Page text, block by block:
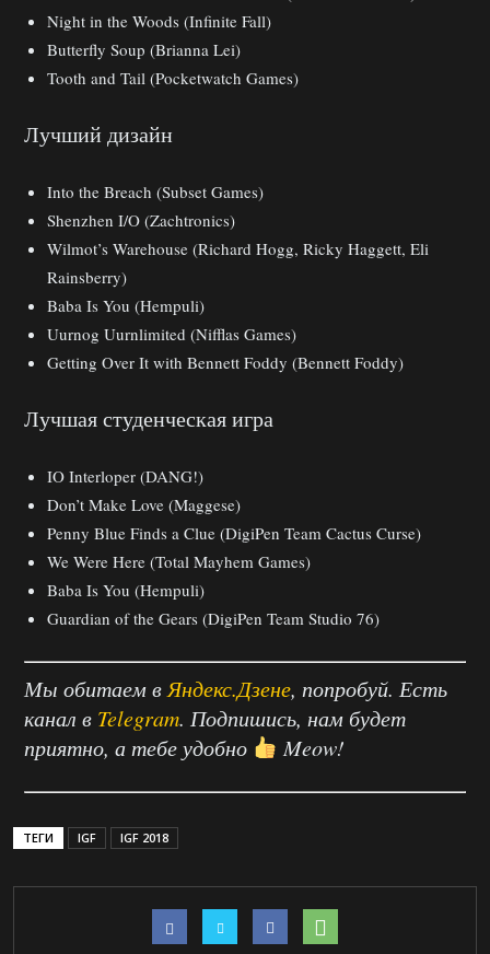
Night in the Woods (Infinite Fall)
Butterfly Soup (Brianna Lei)
Tooth and Tail (Pocketwatch Games)
Лучший дизайн
Into the Breach (Subset Games)
Shenzhen I/O (Zachtronics)
Wilmot’s Warehouse (Richard Hogg, Ricky Haggett, Eli
Rainsberry)
Baba Is You (Hempuli)
Uurnog Uurnlimited (Nifflas Games)
Getting Over It with Bennett Foddy (Bennett Foddy)
Лучшая студенческая игра
IO Interloper (DANG!)
Don’t Make Love (Maggese)
Penny Blue Finds a Clue (DigiPen Team Cactus Curse)
We Were Here (Total Mayhem Games)
Baba Is You (Hempuli)
Guardian of the Gears (DigiPen Team Studio 76)
Мы обитаем вЯндекс.Дзене, попробуй. Есть
канал в Telegram. Подпишись, нам будет
приятно, а тебе удобно
Meow!
ТЕГИ IGF IGF 2018